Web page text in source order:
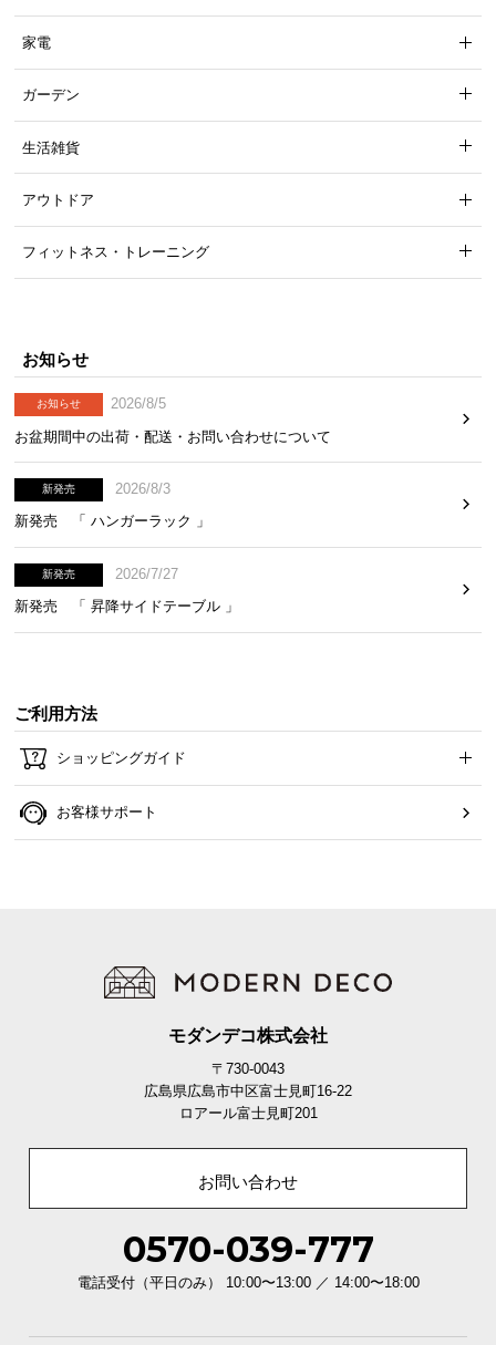
家電
ガーデン
生活雑貨
アウトドア
フィットネス・トレーニング
お知らせ
お知らせ
2026/8/5
お盆期間中の出荷・配送・お問い合わせについて
新発売
2026/8/3
新発売 「 ハンガーラック 」
新発売
2026/7/27
新発売 「 昇降サイドテーブル 」
ご利用方法
ショッピングガイド
お客様サポート
モダンデコ株式会社
〒730-0043
広島県広島市中区富士見町16-22
ロアール富士見町201
お問い合わせ
0570-039-777
電話受付（平日のみ） 10:00〜13:00 ／ 14:00〜18:00